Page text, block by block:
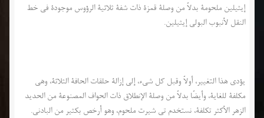
إيثيلين ملحومة بدلاً من وصلة قمزة ذات شفة ثلاثية الرؤوس موجودة في خط
النقل لأنبوب البولي إيثيلين.
يؤدي هذا التغيير، أولاً وقبل كل شيء، إلى إزالة حلقات الحافة الثلاثة، وهي
مكلفة للغاية، وأيضًا بدلاً من وصلة الإنطلاق ذات الحواف المصنوعة من الحديد
الزهر الأكثر تكلفة، نستخدم تي شيرت ملحوم، وهو أرخص بكثير من البادني.